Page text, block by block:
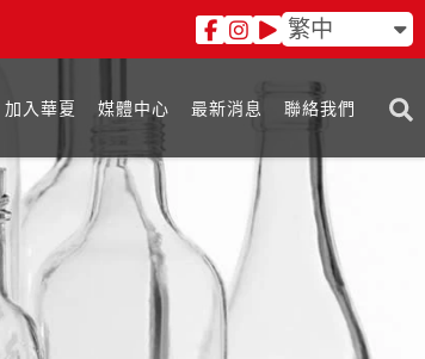
繁中
加入華夏 媒體中心 最新消息 聯絡我們